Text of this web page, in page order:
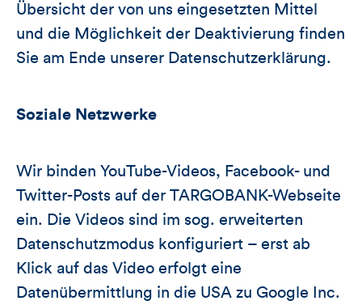
Übersicht der von uns eingesetzten Mittel
und die Möglichkeit der Deaktivierung finden
Sie am Ende unserer Datenschutzerklärung.
Soziale Netzwerke
Wir binden YouTube-Videos, Facebook- und
Twitter-Posts auf der TARGOBANK-Webseite
ein. Die Videos sind im sog. erweiterten
Datenschutzmodus konfiguriert – erst ab
Klick auf das Video erfolgt eine
Datenübermittlung in die USA zu Google Inc.